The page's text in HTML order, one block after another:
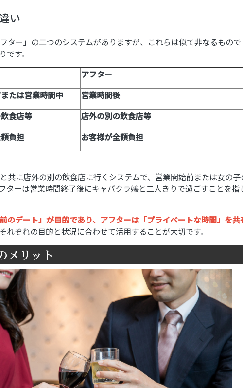
い
ター」の二つのシステムがありますが、これらは似て非なるもので
す。
アフター
たは営業時間中
営業時間後
食店等
店外の別の飲食店等
負担 お客様が全額負担
共に店外の別の飲食店に行くシステムで、営業開始前または女の子
ターは営業時間終了後にキャバクラ嬢と二人きりで過ごすことを指
のデート」が目的であり、アフターは「プライベートな時間」を共
それぞれの目的と状況に合わせて活用することが大切です。
メリット